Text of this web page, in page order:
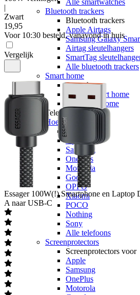
Alle smartwatches
Bluetooth trackers
Bluetooth trackers
Apple Airtags
Samsung Galaxy
Airtag sleutelhangers
SmartTag
Alle bluetooth trackers
Smart home
Smart home
Google smart home
Alle smart home
Telefoonaccessoires
Hoesjes
Hoesjes voor
Samsung
OnePlus
Motorola
Google
OPPO
Xiaomi
POCO
Nothing
Sony
Alle telefoons
Screenprotectors
Screenprotectors voor
Apple
Samsung
OnePlus
Motorola
|
Zwart
19,95
Voor 10:30 besteld, vanavond in huis
Vergelijk
Essager 100W(!) Smartphone en Laptop
A naar USB-C